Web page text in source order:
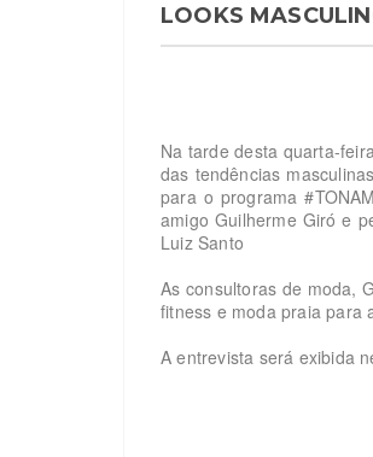
LOOKS
Na tarde desta quarta-
das tendências
para o programa
amigo Guilherme Giró e
Luiz Santo
As consultoras de moda,
fitness e moda praia para
A entrevista será exibida